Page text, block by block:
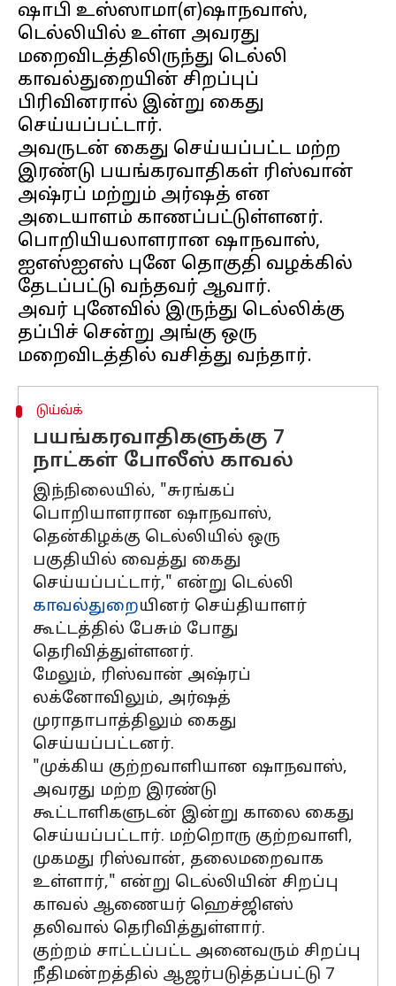
ஷாபி உஸ்ஸாமா(எ)ஷாநவாஸ்,
டெல்லியில் உள்ள அவரது
மறைவிடத்திலிருந்து டெல்லி
காவல்துறையின் சிறப்புப்
பிரிவினரால் இன்று கைது
செய்யப்பட்டார்.
அவருடன் கைது செய்யப்பட்ட மற்ற
இரண்டு பயங்கரவாதிகள் ரிஸ்வான்
அஷ்ரப் மற்றும் அர்ஷத் என
அடையாளம் காணப்பட்டுள்ளனர்.
பொறியியலாளரான ஷாநவாஸ்,
ஐஎஸ்ஐஎஸ் புனே தொகுதி வழக்கில்
தேடப்பட்டு வந்தவர் ஆவார்.
அவர் புனேவில் இருந்து டெல்லிக்கு
தப்பிச் சென்று அங்கு ஒரு
டுய்வ்க்
பயங்கரவாதிகளுக்கு 7
நாட்கள் போலீஸ் காவல்
இந்நிலையில், "சுரங்கப்
பொறியாளரான ஷாநவாஸ்,
தென்கிழக்கு டெல்லியில் ஒரு
பகுதியில் வைத்து கைது
செய்யப்பட்டார்," என்று டெல்லி
காவல்துறையினர் செய்தியாளர்
கூட்டத்தில் பேசும் போது
தெரிவித்துள்ளனர்.
மேலும், ரிஸ்வான் அஷ்ரப்
லக்னோவிலும், அர்ஷத்
முராதாபாத்திலும் கைது
செய்யப்பட்டனர்.
"முக்கிய குற்றவாளியான ஷாநவாஸ்,
அவரது மற்ற இரண்டு
கூட்டாளிகளுடன் இன்று காலை கைது
செய்யப்பட்டார். மற்றொரு குற்றவாளி,
முகமது ரிஸ்வான், தலைமறைவாக
உள்ளார்," என்று டெல்லியின் சிறப்பு
காவல் ஆணையர் ஹெச்ஜிஎஸ்
தலிவால் தெரிவித்துள்ளார்.
குற்றம் சாட்டப்பட்ட அனைவரும் சிறப்பு
நீதிமன்றத்தில் ஆஜர்படுத்தப்பட்டு 7